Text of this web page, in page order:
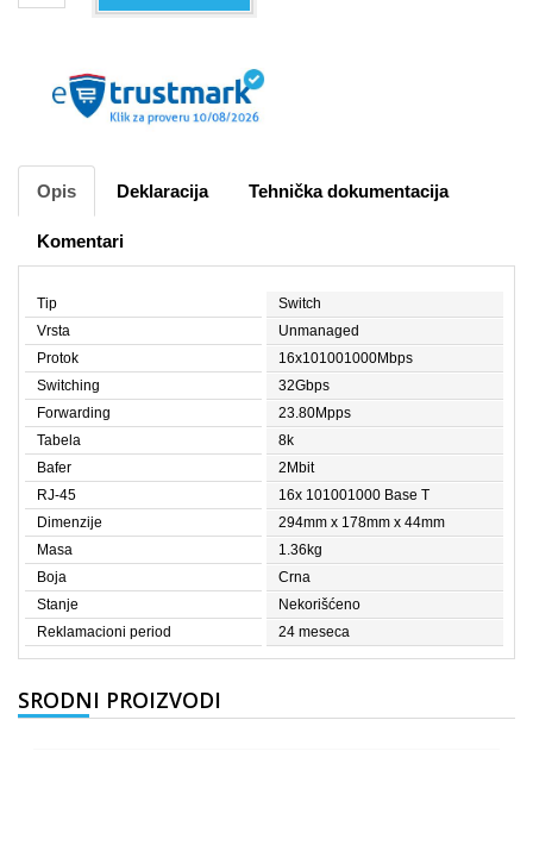
Opis Deklaracija Tehnička dokumentacija
Komentari
Tip
Switch
Vrsta
Unmanaged
Protok
16x101001000Mbps
Switching
32Gbps
Forwarding
23.80Mpps
Tabela
8k
Bafer
2Mbit
RJ-45
16x 101001000 Base T
Dimenzije
294mm x 178mm x 44mm
Masa
1.36kg
Boja
Crna
Stanje
Nekorišćeno
Reklamacioni period
24 meseca
SRODNI PROIZVODI